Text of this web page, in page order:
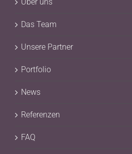
Das Team
Unsere Partner
Portfolio
News
Referenzen
FAQ